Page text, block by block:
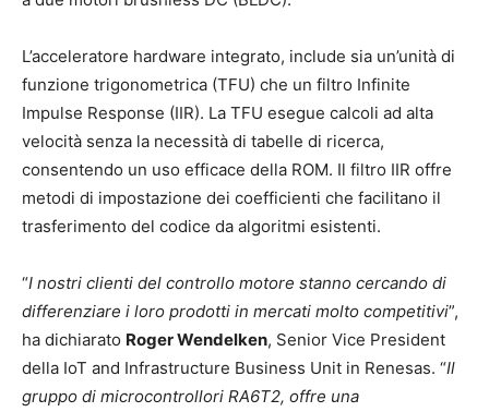
L’acceleratore hardware integrato, include sia un’unità di
funzione trigonometrica (TFU) che un filtro Infinite
Impulse Response (IIR). La TFU esegue calcoli ad alta
velocità senza la necessità di tabelle di ricerca,
consentendo un uso efficace della ROM. Il filtro IIR offre
metodi di impostazione dei coefficienti che facilitano il
trasferimento del codice da algoritmi esistenti.
“I nostri clienti del controllo motore stanno cercando di
differenziare i loro prodotti in mercati molto competitivi”,
ha dichiarato Roger Wendelken, Senior Vice President
della IoT and Infrastructure Business Unit in Renesas. “Il
gruppo di microcontrollori RA6T2, offre una